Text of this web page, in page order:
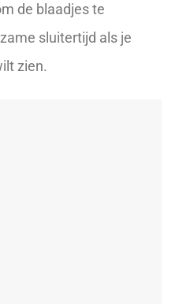
de blaadjes te
sluitertijd als je
zien.